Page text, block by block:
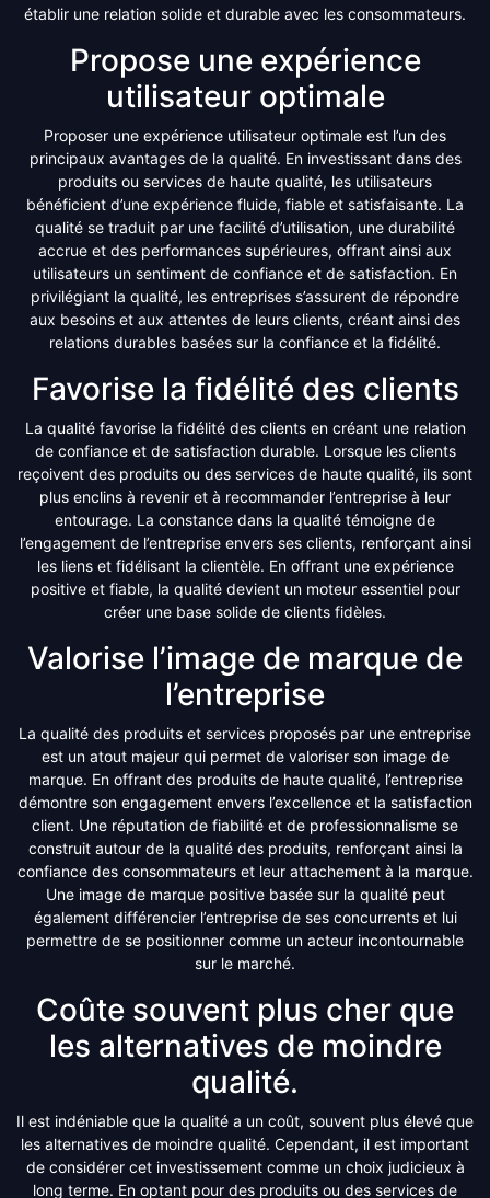
établir une relation solide et durable avec les consommateurs.
Propose une expérience
utilisateur optimale
Proposer une expérience utilisateur optimale est l’un des
principaux avantages de la qualité. En investissant dans des
produits ou services de haute qualité, les utilisateurs
bénéficient d’une expérience fluide, fiable et satisfaisante. La
qualité se traduit par une facilité d’utilisation, une durabilité
accrue et des performances supérieures, offrant ainsi aux
utilisateurs un sentiment de confiance et de satisfaction. En
privilégiant la qualité, les entreprises s’assurent de répondre
aux besoins et aux attentes de leurs clients, créant ainsi des
relations durables basées sur la confiance et la fidélité.
Favorise la fidélité des clients
La qualité favorise la fidélité des clients en créant une relation
de confiance et de satisfaction durable. Lorsque les clients
reçoivent des produits ou des services de haute qualité, ils sont
plus enclins à revenir et à recommander l’entreprise à leur
entourage. La constance dans la qualité témoigne de
l’engagement de l’entreprise envers ses clients, renforçant ainsi
les liens et fidélisant la clientèle. En offrant une expérience
positive et fiable, la qualité devient un moteur essentiel pour
créer une base solide de clients fidèles.
Valorise l’image de marque de
l’entreprise
La qualité des produits et services proposés par une entreprise
est un atout majeur qui permet de valoriser son image de
marque. En offrant des produits de haute qualité, l’entreprise
démontre son engagement envers l’excellence et la satisfaction
client. Une réputation de fiabilité et de professionnalisme se
construit autour de la qualité des produits, renforçant ainsi la
confiance des consommateurs et leur attachement à la marque.
Une image de marque positive basée sur la qualité peut
également différencier l’entreprise de ses concurrents et lui
permettre de se positionner comme un acteur incontournable
sur le marché.
Coûte souvent plus cher que
les alternatives de moindre
qualité.
Il est indéniable que la qualité a un coût, souvent plus élevé que
les alternatives de moindre qualité. Cependant, il est important
de considérer cet investissement comme un choix judicieux à
long terme. En optant pour des produits ou des services de